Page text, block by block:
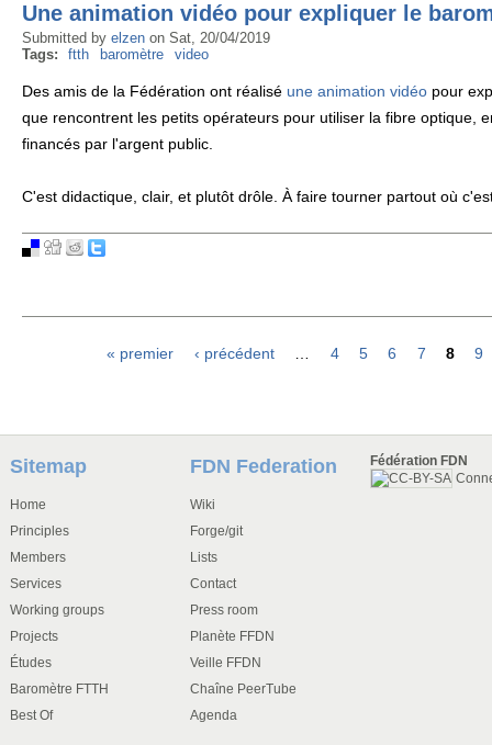
Une animation vidéo pour expliquer le
Submitted by elzen on Sat, 20/04/2019
Tags:
ftth baromètre video
Des amis de la Fédération ont réalisé une animation vidéo pour
que rencontrent les petits opérateurs pour utiliser la fibre optique,
financés par l'argent public.
C'est didactique, clair, et plutôt drôle. À faire tourner partout où
« premier ‹ précédent 4 5 6 7 8 9
Sitemap
Home
Principles
Members
Services
Working groups
Projects
Études
Baromètre FTTH
Best Of
FDN Federation
Wiki
Forge/git
Lists
Contact
Press room
Planète FFDN
Veille FFDN
Chaîne PeerTube
Agenda
Fédération FDN